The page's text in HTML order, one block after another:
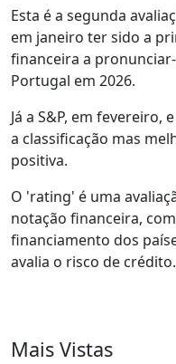
Esta é a segunda
em janeiro ter sido a
financeira a
Portugal em 2026.
Já a S&P, em fevereiro,
a classificação mas
positiva.
O 'rating' é uma
notação financeira,
financiamento dos
avalia o risco de crédito.
Mais Vistas